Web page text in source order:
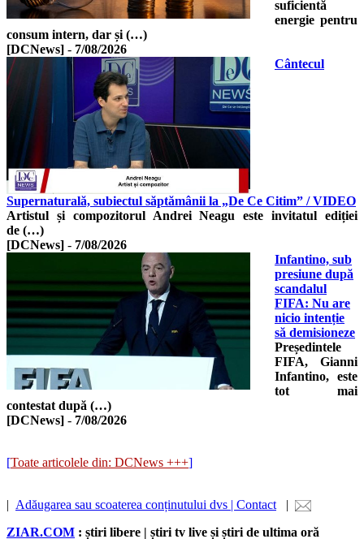
suficientă
energie pentru
consum intern, dar și (…)
[DCNews] - 7/08/2026
Cântecul
Supernaturală, subiectul săptămânii la „De Ce Citim” / VIDEO
Artistul și compozitorul Andrei Neagu este invitatul ediției
de (…)
[DCNews] - 7/08/2026
Infantino, sub
presiune după
scandalul
FIFA: Nu are
nicio intenție
să demisioneze
Președintele
FIFA, Gianni
Infantino, este
tot mai
contestat după (…)
[DCNews] - 7/08/2026
[Toate articolele din: DCNews +++]
| Adăugarea sau scoaterea conținutului dvs | Contact |
ZIAR.COM : știri libere | știri tv live și știri de ultima oră